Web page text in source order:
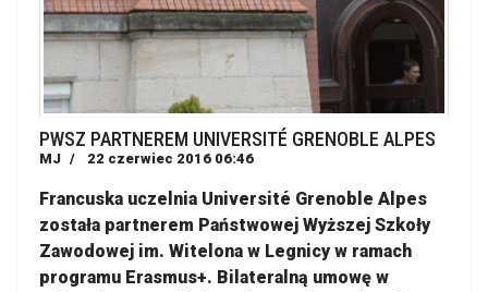
PWSZ PARTNEREM UNIVERSITÉ GRENOBLE ALPES
MJ 22 czerwiec 2016 06:46
Francuska uczelnia Université Grenoble Alpes
została partnerem Państwowej Wyższej Szkoły
Zawodowej im. Witelona w Legnicy w ramach
programu Erasmus+. Bilateralną umowę w